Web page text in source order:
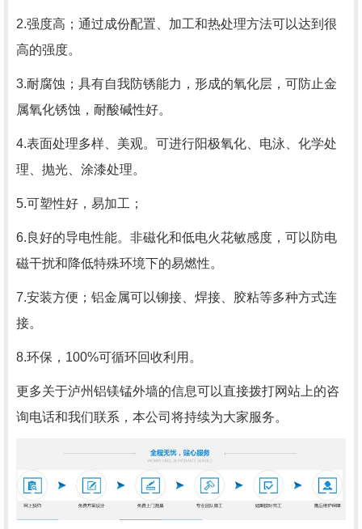
2.强度高；通过成份配置、加工和热处理方法可以达到很
高的强度。
3.耐腐蚀；具有自我防锈能力，形成的氧化层，可防止金
属氧化锈蚀，耐酸碱性好。
4.表面处理多样、美观。可进行阳极氧化、电泳、化学处
理、抛光、涂漆处理。
5.可塑性好，易加工；
6.良好的导电性能。非磁化和低电火花敏感度，可以防电
磁干扰和降低特殊环境下的易燃性。
7.安装方便；铝金属可以铆接、焊接、胶粘等多种方式连
接。
8.环保，100%可循环回收利用。
更多关于泸州铝镁锰外墙的信息可以直接拨打网站上的咨
询电话和我们联系，本公司将持续为大家服务。